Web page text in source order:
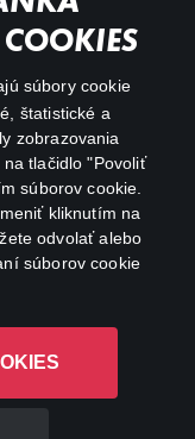
súbory cookie
štatistické a
zobrazovania
tlačidlo "Povoliť
súborov cookie.
kliknutím na
odvolať alebo
súborov cookie
Borschette 4,